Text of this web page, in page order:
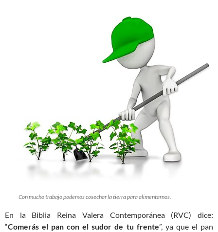
Con mucho trabajo podemos cosechar la tierra para alimentarnos.
En la Biblia Reina Valera Contemporánea (RVC) dice:
“Comerás el pan con el sudor de tu frente”, ya que el pan